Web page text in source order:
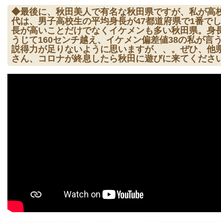
◆最後に、秋田美人で有名な秋田県ですが、私が高
代は、男子高校生の平均身長が47都道府県で1番で
長が高いことだけでなくイケメンも多い秋田県。身
うじて160センチ越え、イケメン偏差値38の私が言
説得力が足りないように思いますが、、。ぜひ、他
さん、コロナが終息したら秋田に遊びに来てくださ